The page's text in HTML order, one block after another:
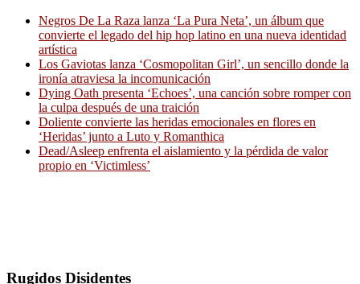
Negros De La Raza lanza ‘La Pura Neta’, un álbum que
convierte el legado del hip hop latino en una nueva identidad
artística
Los Gaviotas lanza ‘Cosmopolitan Girl’, un sencillo donde la
ironía atraviesa la incomunicación
Dying Oath presenta ‘Echoes’, una canción sobre romper con
la culpa después de una traición
Doliente convierte las heridas emocionales en flores en
‘Heridas’ junto a Luto y Romanthica
Dead/Asleep enfrenta el aislamiento y la pérdida de valor
propio en ‘Victimless’
Rugidos Disidentes